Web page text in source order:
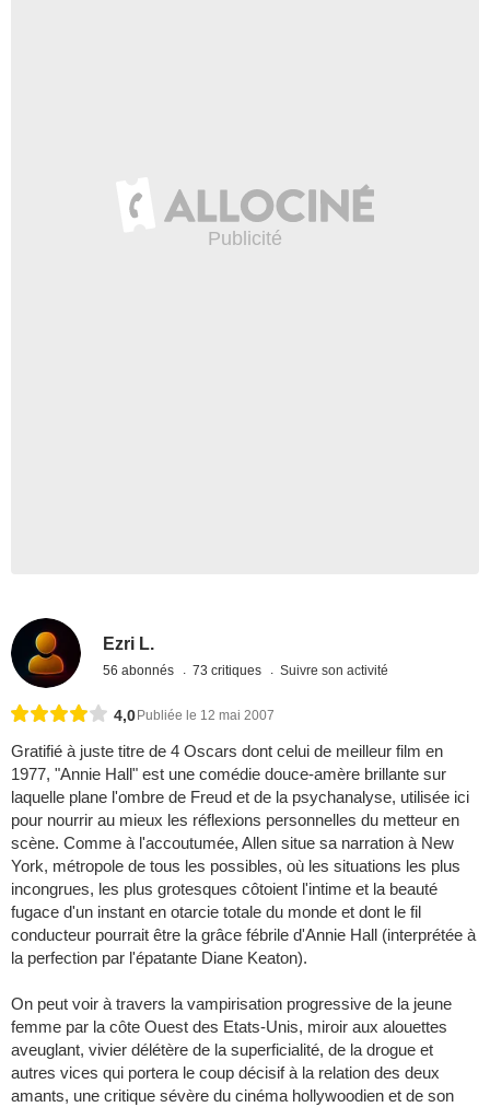
Ezri L.
56 abonnés 73 critiques Suivre son activité
4,0 Publiée le 12 mai 2007
Gratifié à juste titre de 4 Oscars dont celui de meilleur film en
1977, "Annie Hall" est une comédie douce-amère brillante sur
laquelle plane l'ombre de Freud et de la psychanalyse, utilisée ici
pour nourrir au mieux les réflexions personnelles du metteur en
scène. Comme à l'accoutumée, Allen situe sa narration à New
York, métropole de tous les possibles, où les situations les plus
incongrues, les plus grotesques côtoient l'intime et la beauté
fugace d'un instant en otarcie totale du monde et dont le fil
conducteur pourrait être la grâce fébrile d'Annie Hall (interprétée à
la perfection par l'épatante Diane Keaton).
On peut voir à travers la vampirisation progressive de la jeune
femme par la côte Ouest des Etats-Unis, miroir aux alouettes
aveuglant, vivier délétère de la superficialité, de la drogue et
autres vices qui portera le coup décisif à la relation des deux
amants, une critique sévère du cinéma hollywoodien et de son